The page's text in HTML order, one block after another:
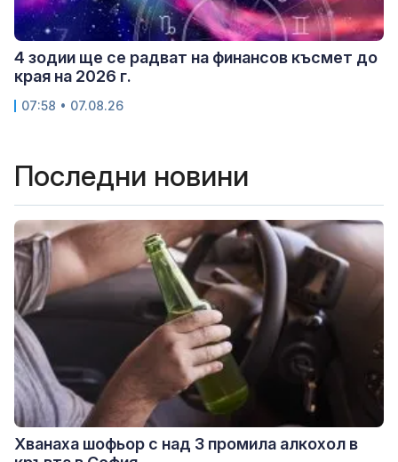
4 зодии ще се радват на финансов късмет до
края на 2026 г.
07:58 • 07.08.26
Последни новини
Хванаха шофьор с над 3 промила алкохол в